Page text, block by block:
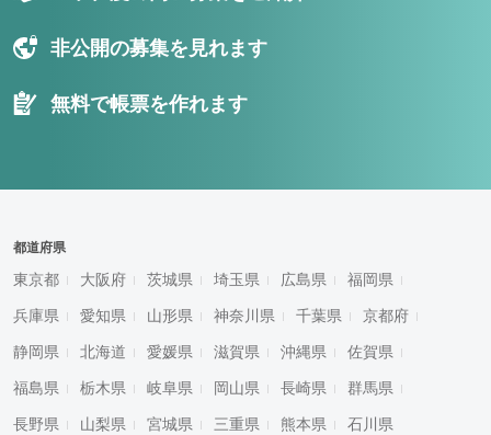
非公開の募集を見れます
無料で帳票を作れます
都道府県
東京都 大阪府 茨城県 埼玉県 広島県 福岡県
兵庫県 愛知県 山形県 神奈川県 千葉県 京都府
静岡県 北海道 愛媛県 滋賀県 沖縄県 佐賀県
福島県 栃木県 岐阜県 岡山県 長崎県 群馬県
長野県 山梨県 宮城県 三重県 熊本県 石川県